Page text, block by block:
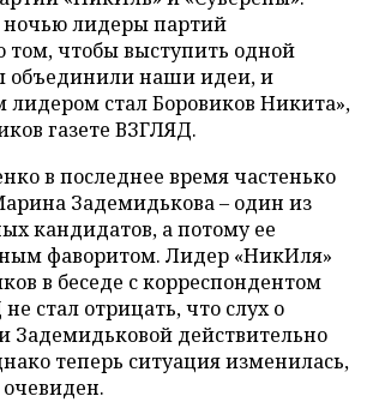
ночью лидеры партий
том, чтобы выступить одной
объединили наши идеи, и
стал Боровиков Никита»,
газете ВЗГЛЯД.
в последнее время частенько
Задемидькова – один из
кандидатов, а потому ее
фаворитом. Лидер «НикИля»
в беседе с корреспондентом
стал отрицать, что слух о
Задемидьковой действительно
теперь ситуация изменилась,
очевиден.